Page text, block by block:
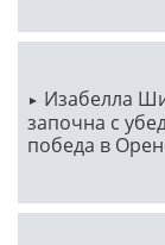
Изабелла
започна с
победа в